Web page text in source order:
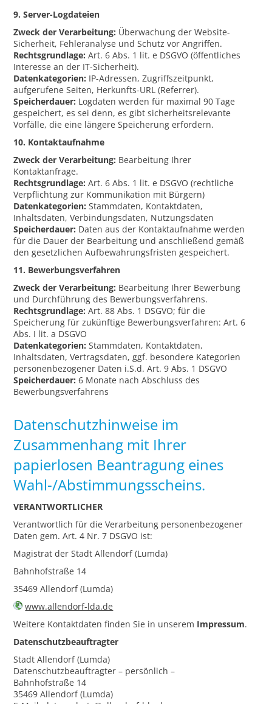
9. Server-Logdateien
Zweck der Verarbeitung: Überwachung der Website-
Sicherheit, Fehleranalyse und Schutz vor Angriffen.
Rechtsgrundlage: Art. 6 Abs. 1 lit. e DSGVO (öffentliches
Interesse an der IT-Sicherheit).
Datenkategorien: IP-Adressen, Zugriffszeitpunkt,
aufgerufene Seiten, Herkunfts-URL (Referrer).
Speicherdauer: Logdaten werden für maximal 90 Tage
gespeichert, es sei denn, es gibt sicherheitsrelevante
Vorfälle, die eine längere Speicherung erfordern.
10. Kontaktaufnahme
Zweck der Verarbeitung: Bearbeitung Ihrer
Kontaktanfrage.
Rechtsgrundlage: Art. 6 Abs. 1 lit. e DSGVO (rechtliche
Verpflichtung zur Kommunikation mit Bürgern)
Datenkategorien: Stammdaten, Kontaktdaten,
Inhaltsdaten, Verbindungsdaten, Nutzungsdaten
Speicherdauer: Daten aus der Kontaktaufnahme werden
für die Dauer der Bearbeitung und anschließend gemäß
den gesetzlichen Aufbewahrungsfristen gespeichert.
11. Bewerbungsverfahren
Zweck der Verarbeitung: Bearbeitung Ihrer Bewerbung
und Durchführung des Bewerbungsverfahrens.
Rechtsgrundlage: Art. 88 Abs. 1 DSGVO; für die
Speicherung für zukünftige Bewerbungsverfahren: Art. 6
Abs. I lit. a DSGVO
Datenkategorien: Stammdaten, Kontaktdaten,
Inhaltsdaten, Vertragsdaten, ggf. besondere Kategorien
personenbezogener Daten i.S.d. Art. 9 Abs. 1 DSGVO
Speicherdauer: 6 Monate nach Abschluss des
Bewerbungsverfahrens
Datenschutzhinweise im
Zusammenhang mit Ihrer
papierlosen Beantragung eines
Wahl-/Abstimmungsscheins.
VERANTWORTLICHER
Verantwortlich für die Verarbeitung personenbezogener
Daten gem. Art. 4 Nr. 7 DSGVO ist:
Magistrat der Stadt Allendorf (Lumda)
Bahnhofstraße 14
35469 Allendorf (Lumda)
www.allendorf-lda.de
Weitere Kontaktdaten finden Sie in unserem Impressum.
Datenschutzbeauftragter
Stadt Allendorf (Lumda)
Datenschutzbeauftragter – persönlich –
Bahnhofstraße 14
35469 Allendorf (Lumda)